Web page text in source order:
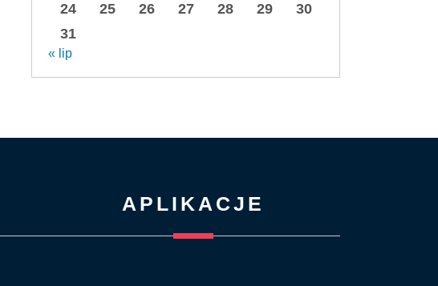
24
25 26 27 28 29
30
31
« lip
APLIKACJE